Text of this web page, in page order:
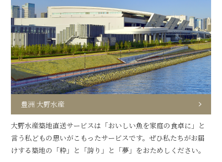
豊洲 大野水産
大野水産築地直送サービスは「おいしい魚を家庭の食卓に」と
言う私どもの思いがこもったサービスです。ぜひ私たちがお届
けする築地の「粋」と「誇り」と「夢」をおためしください。